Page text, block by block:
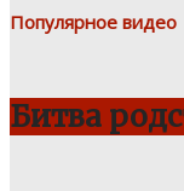
Популярное видео
Битва